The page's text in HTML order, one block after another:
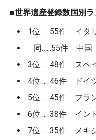
■世界遺産登録数国別
1位……55件 イタ
同……55件 中国
3位……48件 スペ
4位……46件 ドイ
5位……45件 フラ
6位……38件 イン
7位……35件 メキ